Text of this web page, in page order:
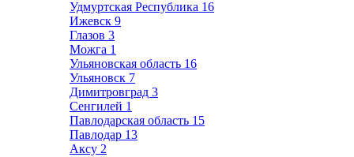
Удмуртская Республика 16
Ижевск 9
Глазов 3
Можга 1
Ульяновская область 16
Ульяновск 7
Димитровград 3
Сенгилей 1
Павлодарская область 15
Павлодар 13
Аксу 2